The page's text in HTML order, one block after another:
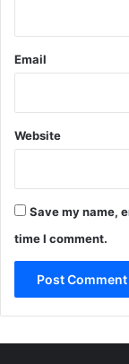
Email
Website
Save my name,
time I comment.